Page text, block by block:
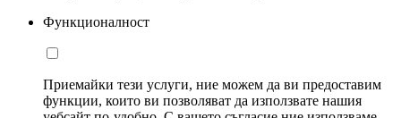
Функционалност
Приемайки тези услуги, ние можем да ви предоставим
функции, които ви позволяват да използвате нашия